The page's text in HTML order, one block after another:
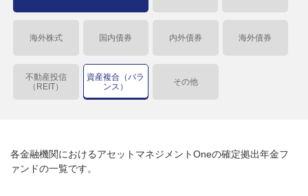
海外株式 国内債券 内外債券 海外債券
不動産投信
（REIT）
資産複合（バラ
ンス）
その他
各金融機関におけるアセットマネジメントOneの確定拠出年金フ
ァンドの一覧です。